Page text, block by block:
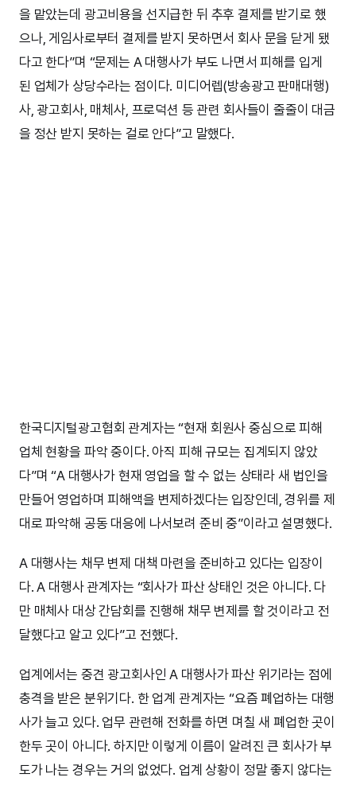
을 맡았는데 광고비용을 선지급한 뒤 추후 결제를 받기로 했
으나, 게임사로부터 결제를 받지 못하면서 회사 문을 닫게 됐
다고 한다”며 “문제는 A 대행사가 부도 나면서 피해를 입게
된 업체가 상당수라는 점이다. 미디어렙(방송광고 판매대행)
사, 광고회사, 매체사, 프로덕션 등 관련 회사들이 줄줄이 대금
을 정산 받지 못하는 걸로 안다”고 말했다.
한국디지털광고협회 관계자는 “현재 회원사 중심으로 피해
업체 현황을 파악 중이다. 아직 피해 규모는 집계되지 않았
다”며 “A 대행사가 현재 영업을 할 수 없는 상태라 새 법인을
만들어 영업하며 피해액을 변제하겠다는 입장인데, 경위를 제
대로 파악해 공동 대응에 나서보려 준비 중”이라고 설명했다.
A 대행사는 채무 변제 대책 마련을 준비하고 있다는 입장이
다. A 대행사 관계자는 “회사가 파산 상태인 것은 아니다. 다
만 매체사 대상 간담회를 진행해 채무 변제를 할 것이라고 전
달했다고 알고 있다”고 전했다.
업계에서는 중견 광고회사인 A 대행사가 파산 위기라는 점에
충격을 받은 분위기다. 한 업계 관계자는 “요즘 폐업하는 대행
사가 늘고 있다. 업무 관련해 전화를 하면 며칠 새 폐업한 곳이
한두 곳이 아니다. 하지만 이렇게 이름이 알려진 큰 회사가 부
도가 나는 경우는 거의 없었다. 업계 상황이 정말 좋지 않다는